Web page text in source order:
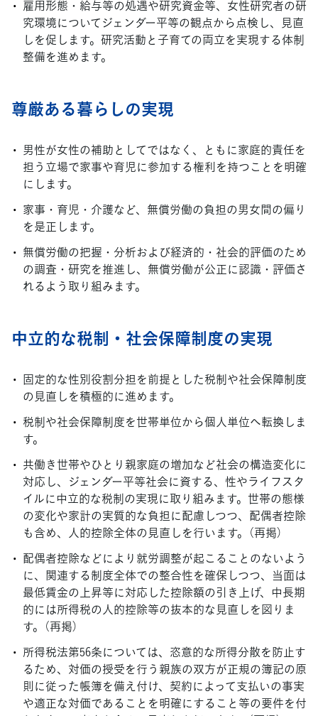
雇用形態・給与等の処遇や研究資金等、女性研究者の研
究環境についてジェンダー平等の観点から点検し、見直
しを促します。研究活動と子育ての両立を実現する体制
整備を進めます。
尊厳ある暮らしの実現
男性が女性の補助としてではなく、ともに家庭的責任を
担う立場で家事や育児に参加する権利を持つことを明確
にします。
家事・育児・介護など、無償労働の負担の男女間の偏り
を是正します。
無償労働の把握・分析および経済的・社会的評価のため
の調査・研究を推進し、無償労働が公正に認識・評価さ
れるよう取り組みます。
中立的な税制・社会保障制度の実現
固定的な性別役割分担を前提とした税制や社会保障制度
の見直しを積極的に進めます。
税制や社会保障制度を世帯単位から個人単位へ転換しま
す。
共働き世帯やひとり親家庭の増加など社会の構造変化に
対応し、ジェンダー平等社会に資する、性やライフスタ
イルに中立的な税制の実現に取り組みます。世帯の態様
の変化や家計の実質的な負担に配慮しつつ、配偶者控除
も含め、人的控除全体の見直しを行います。（再掲）
配偶者控除などにより就労調整が起こることのないよう
に、関連する制度全体での整合性を確保しつつ、当面は
最低賃金の上昇等に対応した控除額の引き上げ、中長期
的には所得税の人的控除等の抜本的な見直しを図りま
す。（再掲）
所得税法第56条については、恣意的な所得分散を防止す
るため、対価の授受を行う親族の双方が正規の簿記の原
則に従った帳簿を備え付け、契約によって支払いの事実
や適正な対価であることを明確にすること等の要件を付